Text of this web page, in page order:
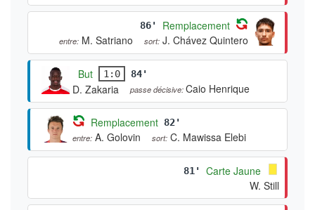
86' Remplacement
entre: M. Satriano sort: J. Chávez Quintero
But 1:0 84'
D. Zakaria passe décisive:Caio Henrique
Remplacement 82'
entre: A. Golovin sort: C. Mawissa Elebi
81'
Carte Jaune
W. Still